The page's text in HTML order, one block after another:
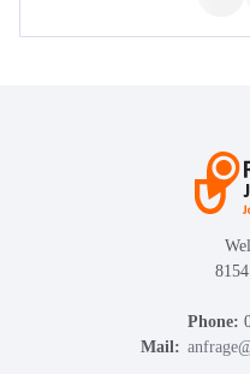
Phone:
Mail: